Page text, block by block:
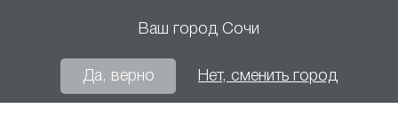
Ваш город Сочи
Да, верно Нет, сменить город